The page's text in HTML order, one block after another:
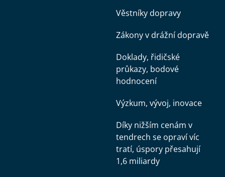
Věstníky dopravy
Zákony v drážní dopravě
Doklady, řidičské
průkazy, bodové
hodnocení
Výzkum, vývoj, inovace
Díky nižším cenám v
tendrech se opraví víc
tratí, úspory přesahují
1,6 miliardy